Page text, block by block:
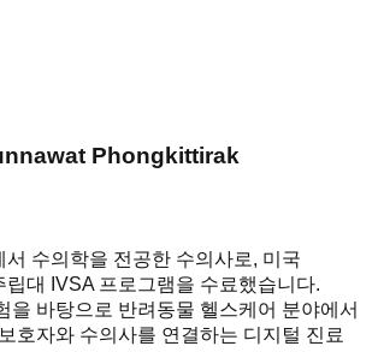
Phongkittirak
수의학을 전공한 수의사로, 미국
립대 IVSA 프로그램을 수료했습니다.
을 바탕으로 반려동물 헬스케어 분야에서
호자와 수의사를 연결하는 디지털 진료